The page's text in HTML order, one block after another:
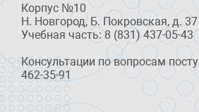
Корпус №10
Н. Новгород, Б. Покровская, д. 37
Учебная часть: 8 (831) 437-05-43
Консультации по вопросам
462-35-91